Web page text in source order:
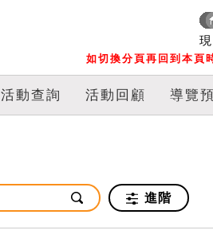
如切換分頁再回到本頁
活動查詢 活動回顧 導覽
進階